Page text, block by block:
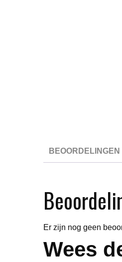
BEOORDELINGEN
Er zijn nog geen
Wees